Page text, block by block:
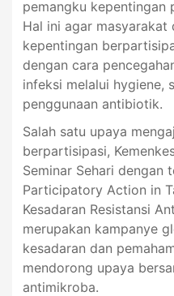
pemangku kepentingan
Hal ini agar masyarakat
kepentingan
dengan cara
infeksi melalui hygiene,
penggunaan antibiotik.
Salah satu upaya
berpartisipasi,
Seminar Sehari dengan
Participatory Action in
Kesadaran Resistansi
merupakan kampanye
kesadaran dan
mendorong upaya
antimikroba.